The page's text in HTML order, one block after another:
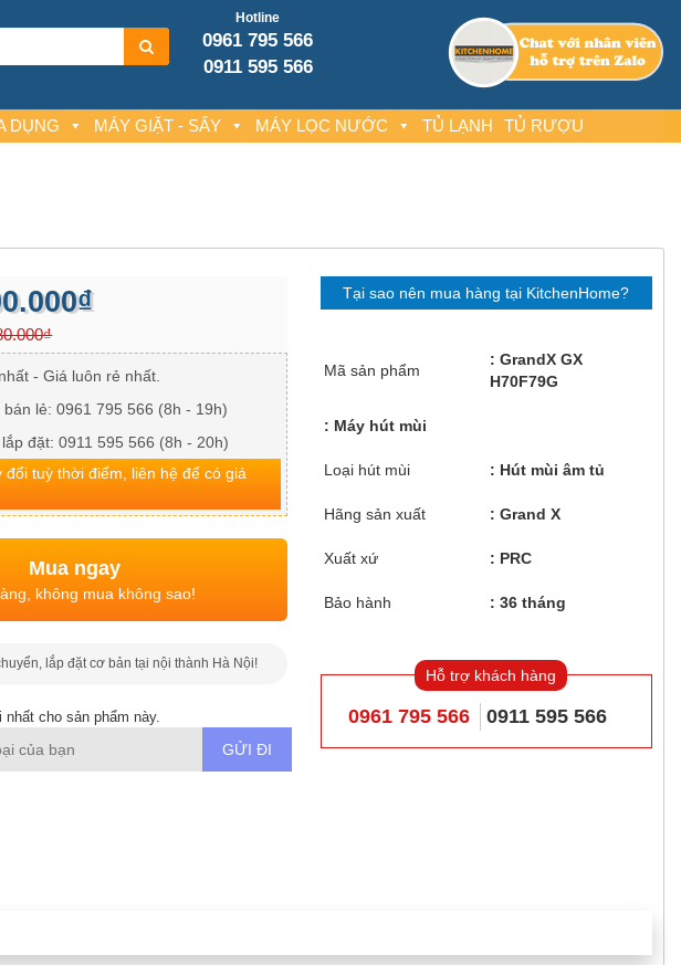
Hotline
0961 795 566
0911 595 566
DỤNG MÁY GIẶT - SẤY MÁY LỌC NƯỚC TỦ LẠNH TỦ RƯỢU
- Giá luôn rẻ nhất.
lẻ: 0961 795 566 (8h - 19h)
đặt: 0911 595 566 (8h - 20h)
đổi tuỳ thời điểm, liên hệ để có giá
Mua ngay
không mua không sao!
lắp đặt cơ bản tại nội thành Hà Nội!
cho sản phẩm này.
Tại sao nên mua hàng tại KitchenHome?
Mã sản phẩm
GrandX GX
H70F79G
Máy hút mùi
Loại hút mùi Hút mùi âm tủ
Hãng sản xuất Grand X
Xuất xứ PRC
Bảo hành 36 tháng
Hỗ trợ khách hàng
0961 795 566 0911 595 566